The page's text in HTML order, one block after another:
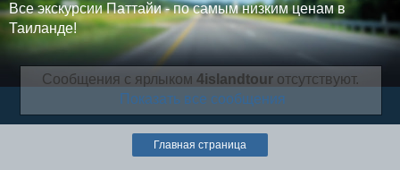
Все экскурсии Паттайи - по самым низким ценам в
Таиланде!
Сообщения с ярлыком 4islandtourотсутствуют.
Показать все сообщения
Главная страница